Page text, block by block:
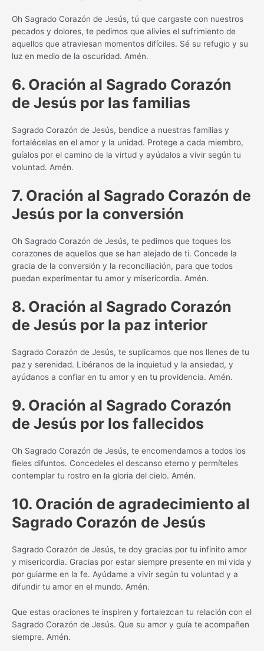
Oh Sagrado Corazón de Jesús, tú que cargaste con nuestros
pecados y dolores, te pedimos que alivies el sufrimiento de
aquellos que atraviesan momentos difíciles. Sé su refugio y su
luz en medio de la oscuridad. Amén.
6. Oración al Sagrado Corazón
de Jesús por las familias
Sagrado Corazón de Jesús, bendice a nuestras familias y
fortalécelas en el amor y la unidad. Protege a cada miembro,
guíalos por el camino de la virtud y ayúdalos a vivir según tu
voluntad. Amén.
7. Oración al Sagrado Corazón de
Jesús por la conversión
Oh Sagrado Corazón de Jesús, te pedimos que toques los
corazones de aquellos que se han alejado de ti. Concede la
gracia de la conversión y la reconciliación, para que todos
puedan experimentar tu amor y misericordia. Amén.
8. Oración al Sagrado Corazón
de Jesús por la paz interior
Sagrado Corazón de Jesús, te suplicamos que nos llenes de tu
paz y serenidad. Libéranos de la inquietud y la ansiedad, y
ayúdanos a confiar en tu amor y en tu providencia. Amén.
9. Oración al Sagrado Corazón
de Jesús por los fallecidos
Oh Sagrado Corazón de Jesús, te encomendamos a todos los
fieles difuntos. Concedeles el descanso eterno y permíteles
contemplar tu rostro en la gloria del cielo. Amén.
10. Oración de agradecimiento al
Sagrado Corazón de Jesús
Sagrado Corazón de Jesús, te doy gracias por tu infinito amor
y misericordia. Gracias por estar siempre presente en mi vida y
por guiarme en la fe. Ayúdame a vivir según tu voluntad y a
difundir tu amor en el mundo. Amén.
Que estas oraciones te inspiren y fortalezcan tu relación con el
Sagrado Corazón de Jesús. Que su amor y guía te acompañen
siempre. Amén.